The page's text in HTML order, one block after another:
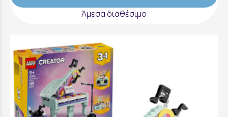
Άμεσα διαθέσιμο